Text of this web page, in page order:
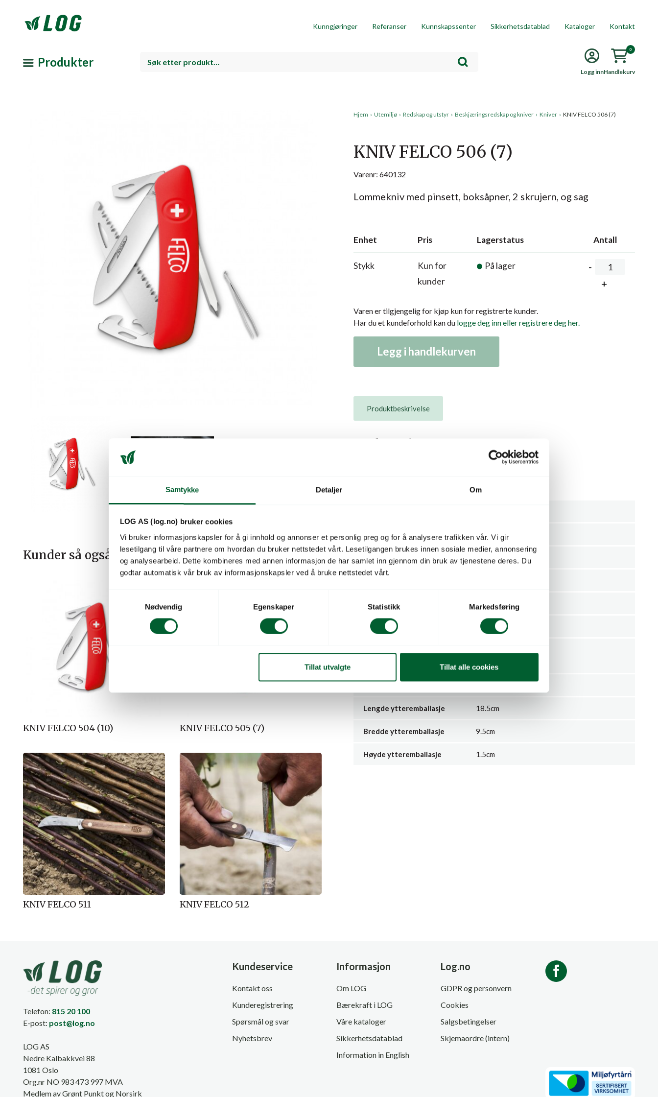
Samtykke Detaljer Om
LOG AS (log.no) bruker cookies
Vi bruker informasjonskapsler for å gi innhold og annonser et personlig preg og for å analysere trafikken vår. Vi gir
lesetilgang til våre partnere om hvordan du bruker nettstedet vårt. Lesetilgangen brukes innen sosiale medier, annonsering
og analysearbeid. Dette kombineres med annen informasjon de har samlet inn gjennom din bruk av tjenestene deres. Du
godtar automatisk vår bruk av informasjonskapsler ved å bruke nettstedet vårt.
y
k
v
g
Nødvendig Egenskaper Statistikk Markedsføring
Tillat utvalgte Tillat alle cookies
Kunngjøringer Referanser Kunnskapssenter Sikkerhetsdatablad Kataloger Kontakt
Produkter
Logg innHandlekurv
0
Kunder så også på
KNIV FELCO 504 (10) KNIV FELCO 505 (7)
KNIV FELCO 511 KNIV FELCO 512
Hjem › Utemiljø › Redskap og utstyr › Beskjæringsredskap og kniver › Kniver › KNIV FELCO 506 (7)
KNIV FELCO 506 (7)
Varenr: 640132
Lommekniv med pinsett, boksåpner, 2 skrujern, og sag
Enhet Pris Lagerstatus Antall
Stykk
Kun for
kunder
På lager
Varen er tilgjengelig for kjøp kun for registrerte kunder.
Har du et kundeforhold kan du logge deg inn eller registrere deg her.
Legg i handlekurven
Produktbeskrivelse
Beskrivelse
Redskapsmerke Felco
Salgsenhet Stykk
Leverandørnavn FELCO S.A.
Antall per salgsenhet
7
Lengde ytteremballasje 18.5cm
Bredde ytteremballasje 9.5cm
Høyde ytteremballasje 1.5cm
Telefon: 815 20 100
E-post: post@log.no
LOG AS
Nedre Kalbakkvei 88
1081 Oslo
Org.nr NO 983 473 997 MVA
Medlem av Grønt Punkt og Norsirk
Kundeservice
Kontakt oss
Kunderegistrering
Spørsmål og svar
Nyhetsbrev
Informasjon
Om LOG
Bærekraft i LOG
Våre kataloger
Sikkerhetsdatablad
Information in English
Log.no
GDPR og personvern
Cookies
Salgsbetingelser
Skjemaordre (intern)